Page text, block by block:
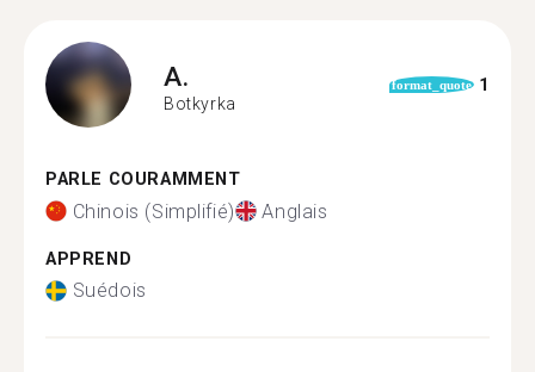
A.
Botkyrka
format_quote 1
PARLE COURAMMENT
Chinois (Simplifié) Anglais
APPREND
Suédois